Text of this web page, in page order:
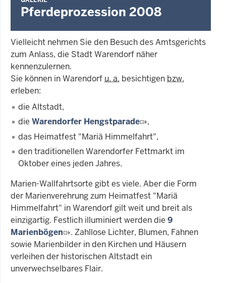
Pferdeprozession 2008
Vielleicht nehmen Sie den Besuch des Amtsgerichts
zum Anlass, die Stadt Warendorf näher
kennenzulernen.
Sie können in Warendorf u. a. besichtigen bzw.
erleben:
die Altstadt,
die Warendorfer Hengstparade
,
das Heimatfest "Mariä Himmelfahrt",
den traditionellen Warendorfer Fettmarkt im
Oktober eines jeden Jahres.
Marien-Wallfahrtsorte gibt es viele. Aber die Form
der Marienverehrung zum Heimatfest "Mariä
Himmelfahrt" in Warendorf gilt weit und breit als
einzigartig. Festlich illuminiert werden die 9
Marienbögen
. Zahllose Lichter, Blumen, Fahnen
sowie Marienbilder in den Kirchen und Häusern
verleihen der historischen Altstadt ein
unverwechselbares Flair.